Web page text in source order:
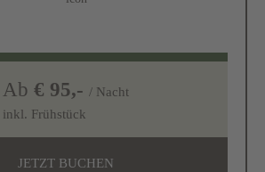
Ab € 95,- / Nacht
inkl. Frühstück
JETZT BUCHEN